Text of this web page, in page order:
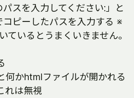
パスを入力してください:」と
コピーしたパスを入力する ※
ているとうまくいきません。
何かhtmlファイルが開かれる
れは無視